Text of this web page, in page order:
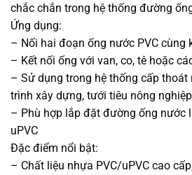
chắc chắn trong hệ thống đường
Ứng dụng:
– Nối hai đoạn ống nước PVC cùng
– Kết nối ống với van, co, tê hoặc
– Sử dụng trong hệ thống cấp thoát
trình xây dựng, tưới tiêu nông nghiệp
– Phù hợp lắp đặt đường ống nước
uPVC
Đặc điểm nổi bật:
– Chất liệu nhựa PVC/uPVC cao